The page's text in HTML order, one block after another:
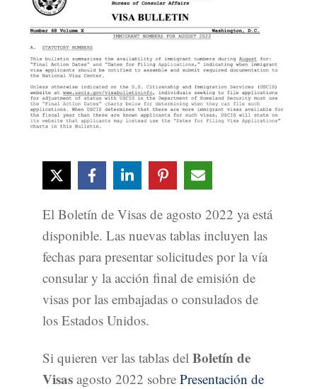
El Boletín de Visas de agosto 2022 ya está
disponible. Las nuevas tablas incluyen las
fechas para presentar solicitudes por la vía
consular y la acción final de emisión de
visas por las embajadas o consulados de
los Estados Unidos.
Si quieren ver las tablas del Boletín de
Visas agosto 2022 sobre Presentación de